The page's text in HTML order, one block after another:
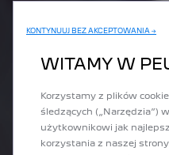
KONTYNUUJ BEZ AKCEPTOWANIA →
WITAMY W
Korzystamy z plików
śledzących („Narzędzia”)
użytkownikowi jak
korzystania z naszej